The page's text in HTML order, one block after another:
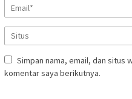
Simpan nama, email, dan situs
komentar saya berikutnya.